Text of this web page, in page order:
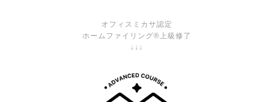
オフィスミカサ認定
ホームファイリング®上級修了
↓↓↓